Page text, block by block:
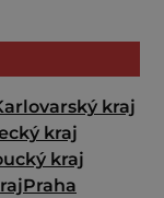
kraj
kraj
kraj
Praha